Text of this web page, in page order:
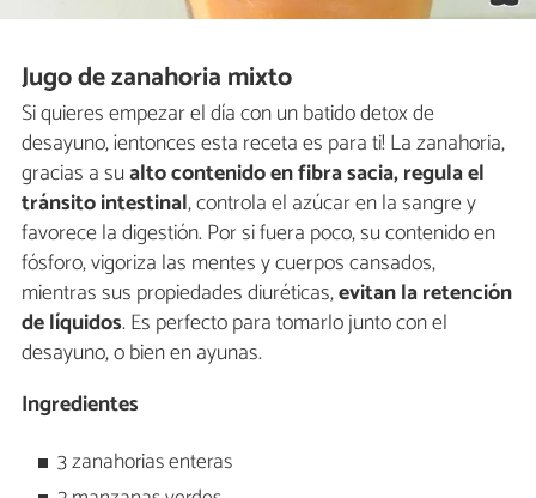
Jugo de zanahoria mixto
Si quieres empezar el día con un batido detox de
desayuno, ¡entonces esta receta es para ti! La zanahoria,
gracias a sualto contenido en fibra sacia, regula el
tránsito intestinal, controla el azúcar en la sangre y
favorece la digestión. Por si fuera poco, su contenido en
fósforo, vigoriza las mentes y cuerpos cansados,
mientras sus propiedades diuréticas,evitan la retención
de líquidos. Es perfecto para tomarlo junto con el
desayuno, o bien en ayunas.
Ingredientes
3 zanahorias enteras